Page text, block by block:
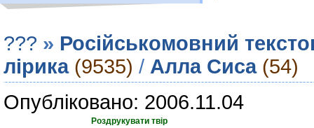
??? » Російськомовний
лірика (9535) / Алла Сиса (54)
Опубліковано: 2006.11.04
Роздрукувати твір